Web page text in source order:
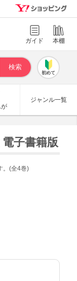
ガイド 本棚
初めて
ジャンル一覧
子書籍版
。(全4巻)